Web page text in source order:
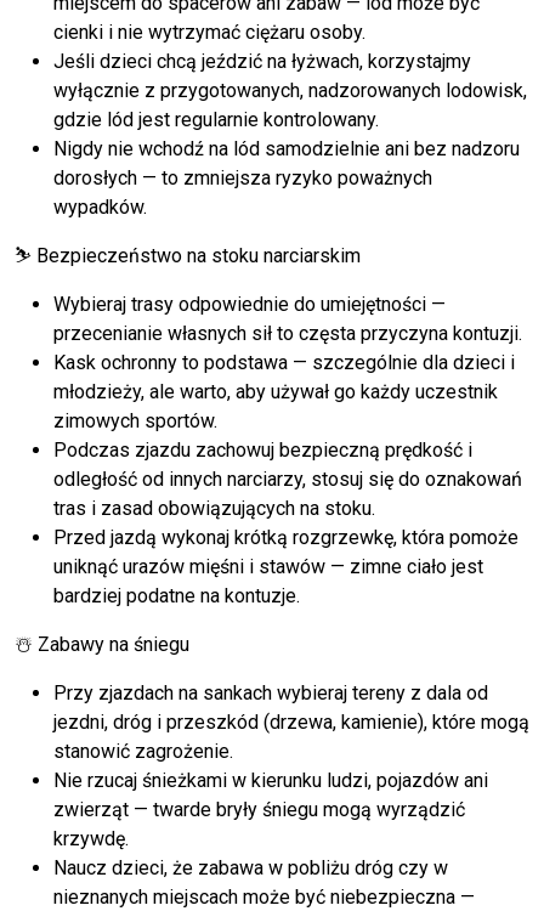
cienki i nie wytrzymać ciężaru osoby.
Jeśli dzieci chcą jeździć na łyżwach, korzystajmy
wyłącznie z przygotowanych, nadzorowanych lodowisk,
gdzie lód jest regularnie kontrolowany.
Nigdy nie wchodź na lód samodzielnie ani bez nadzoru
dorosłych — to zmniejsza ryzyko poważnych
wypadków.
⛷️ Bezpieczeństwo na stoku narciarskim
Wybieraj trasy odpowiednie do umiejętności —
przecenianie własnych sił to częsta przyczyna kontuzji.
Kask ochronny to podstawa — szczególnie dla dzieci i
młodzieży, ale warto, aby używał go każdy uczestnik
zimowych sportów.
Podczas zjazdu zachowuj bezpieczną prędkość i
odległość od innych narciarzy, stosuj się do oznakowań
tras i zasad obowiązujących na stoku.
Przed jazdą wykonaj krótką rozgrzewkę, która pomoże
uniknąć urazów mięśni i stawów — zimne ciało jest
bardziej podatne na kontuzje.
☃️ Zabawy na śniegu
Przy zjazdach na sankach wybieraj tereny z dala od
jezdni, dróg i przeszkód (drzewa, kamienie), które mogą
stanowić zagrożenie.
Nie rzucaj śnieżkami w kierunku ludzi, pojazdów ani
zwierząt — twarde bryły śniegu mogą wyrządzić
krzywdę.
Naucz dzieci, że zabawa w pobliżu dróg czy w
nieznanych miejscach może być niebezpieczna —